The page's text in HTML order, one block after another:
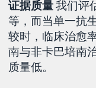
证据质量我们评
等，而当单一抗
较时，临床治愈
南与非卡巴培南
质量低。